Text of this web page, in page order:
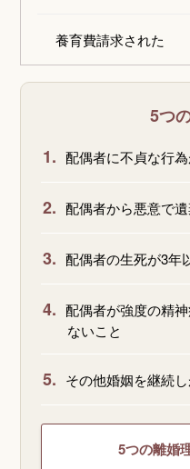
養育費請求された
5つ
1. 配偶者に不貞な行
2. 配偶者から悪意で
3. 配偶者の生死が3年
4. 配偶者が強度の精
ないこと
5. その他婚姻を継続
5つの離婚